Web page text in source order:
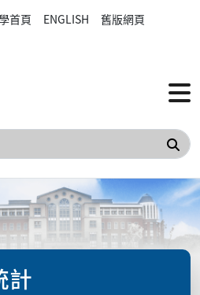
首頁 ENGLISH 舊版網頁
搜
計